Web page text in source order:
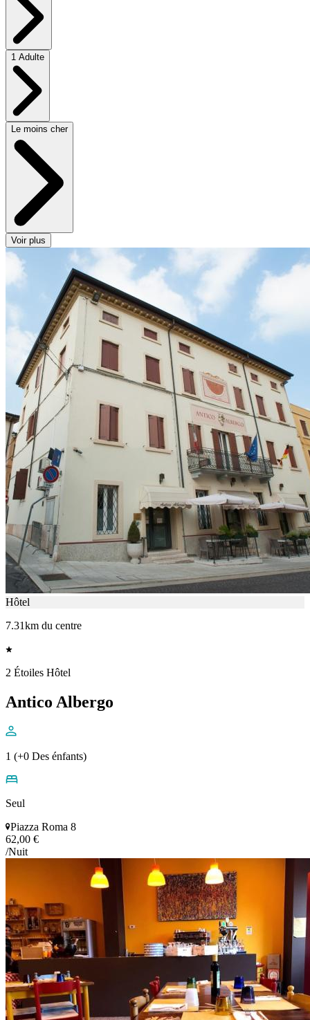
1 Adulte
Le moins cher
Voir plus
Hôtel
7.31km du centre
2 Étoiles Hôtel
Antico Albergo
1 (+0 Des énfants)
Seul
Piazza Roma 8
62,00 €
/Nuit